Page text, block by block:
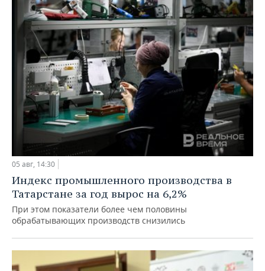
05 авг, 14:30
Индекс промышленного производства в
Татарстане за год вырос на 6,2%
При этом показатели более чем половины
обрабатывающих производств снизились